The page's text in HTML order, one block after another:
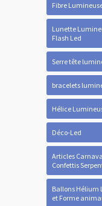
Fibre
Lunette
Flash Led
Serre tête
bracelets
Hélice
Déco-Led
Articles
Confettis
Ballons Hélium
et Forme